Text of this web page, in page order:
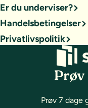
Er du underviser?
Handelsbetingelser
Privatlivspolitik
Prøv 7 dage